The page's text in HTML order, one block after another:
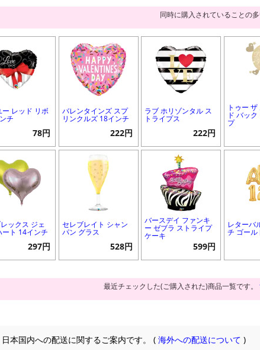
同時に購入されていることの
ー レッド リボ
チ
78円
バレンタインズ スプ
リンクルズ 18インチ
222円
ラブ ホリゾンタル ス
トライプス
222円
トゥー
ド バッ
プ
ックス ジェ
ート 14インチ
297円
セレブレイト シャン
パン グラス
528円
バースデイ ファンキ
ー ゼブラ ストライプ
ケーキ
599円
レターバ
チ ゴール
最近チェックした(ご購入された)商品一覧です。
日本国内への配送に関するご案内です。 (海外への配送について )